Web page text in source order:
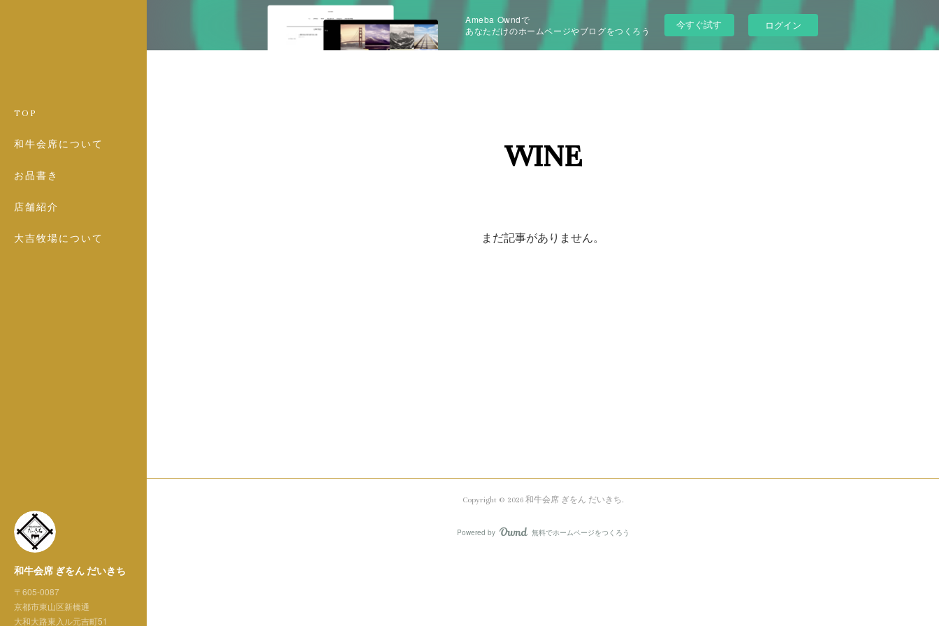
TOP
和牛会席について
お品書き
店舗紹介
大吉牧場について
和牛会席 ぎをん だいきち
〒605-0087
京都市東山区新橋通
大和大路東入ル元吉町51
Ameba Owndで
あなただけのホームページやブログをつくろう
今すぐ試す ログイン
WINE
まだ記事がありません。
Copyright © 2026 和牛会席 ぎをん だいきち.
Powered by AmebaOwnd
無料でホームページをつくろう